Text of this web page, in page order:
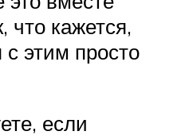
что кажется,
с этим просто
если